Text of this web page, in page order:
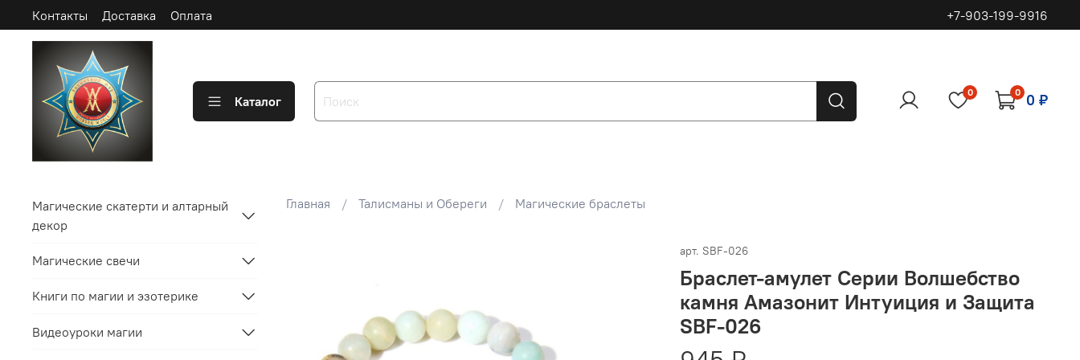
Контакты Доставка Оплата +7-903-199-9916
Каталог
0 0 0 ₽
Главная Талисманы и Обереги Магические браслеты
арт. SBF-026
Браслет-амулет Серии Волшебство
камня Амазонит Интуиция и Защита
SBF-026
Магические скатерти и алтарный
декор
Магические свечи
Книги по магии и эзотерике
Видеоуроки магии